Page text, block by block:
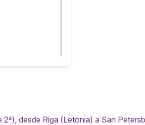
desde Riga (Letonia) a San